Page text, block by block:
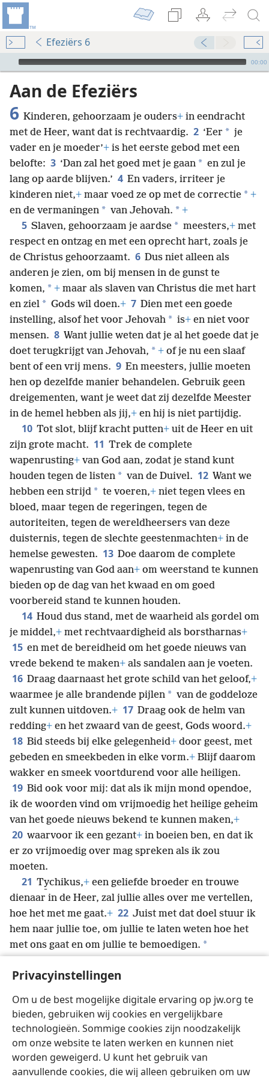
Privacyinstellingen
Om u de best mogelijke digitale ervaring op jw.org te
bieden, gebruiken wij cookies en vergelijkbare
technologieën. Sommige cookies zijn noodzakelijk
om onze website te laten werken en kunnen niet
worden geweigerd. U kunt het gebruik van
aanvullende cookies, die wij alleen gebruiken om uw
Efeziërs 6
Audio Player
00:00
Aan de Efeziërs
6 Kinderen, gehoorzaam je ouders+ in eendracht
met de Heer, want dat is rechtvaardig. 2 ‘Eer * je
vader en je moeder’+ is het eerste gebod met een
belofte: 3 ‘Dan zal het goed met je gaan * en zul je
lang op aarde blijven.’ 4 En vaders, irriteer je
kinderen niet,+ maar voed ze op met de correctie * +
en de vermaningen * van Jehovah. * +
5 Slaven, gehoorzaam je aardse * meesters,+ met
respect en ontzag en met een oprecht hart, zoals je
de Christus gehoorzaamt. 6 Dus niet alleen als
anderen je zien, om bij mensen in de gunst te
komen, * + maar als slaven van Christus die met hart
en ziel * Gods wil doen.+ 7 Dien met een goede
instelling, alsof het voor Jehovah * is+ en niet voor
mensen. 8 Want jullie weten dat je al het goede dat je
doet terugkrijgt van Jehovah, * + of je nu een slaaf
bent of een vrij mens. 9 En meesters, jullie moeten
hen op dezelfde manier behandelen. Gebruik geen
dreigementen, want je weet dat zij dezelfde Meester
in de hemel hebben als jij,+ en hij is niet partijdig.
10 Tot slot, blijf kracht putten+ uit de Heer en uit
zijn grote macht. 11 Trek de complete
wapenrusting+ van God aan, zodat je stand kunt
houden tegen de listen * van de Duivel. 12 Want we
hebben een strijd * te voeren,+ niet tegen vlees en
bloed, maar tegen de regeringen, tegen de
autoriteiten, tegen de wereldheersers van deze
duisternis, tegen de slechte geestenmachten+ in de
hemelse gewesten. 13 Doe daarom de complete
wapenrusting van God aan+ om weerstand te kunnen
bieden op de dag van het kwaad en om goed
voorbereid stand te kunnen houden.
14 Houd dus stand, met de waarheid als gordel om
je middel,+ met rechtvaardigheid als borstharnas+
15 en met de bereidheid om het goede nieuws van
vrede bekend te maken+ als sandalen aan je voeten.
16 Draag daarnaast het grote schild van het geloof,+
waarmee je alle brandende pijlen * van de goddeloze
zult kunnen uitdoven.+ 17 Draag ook de helm van
redding+ en het zwaard van de geest, Gods woord.+
18 Bid steeds bij elke gelegenheid+ door geest, met
gebeden en smeekbeden in elke vorm.+ Blijf daarom
wakker en smeek voortdurend voor alle heiligen.
19 Bid ook voor mij: dat als ik mijn mond opendoe,
ik de woorden vind om vrijmoedig het heilige geheim
van het goede nieuws bekend te kunnen maken,+
20 waarvoor ik een gezant+ in boeien ben, en dat ik
er zo vrijmoedig over mag spreken als ik zou
moeten.
21 Ty̱chikus,+ een geliefde broeder en trouwe
dienaar in de Heer, zal jullie alles over me vertellen,
hoe het met me gaat.+ 22 Juist met dat doel stuur ik
hem naar jullie toe, om jullie te laten weten hoe het
met ons gaat en om jullie te bemoedigen. *
23
met geloof toe van God, de Vader, en de Heer Jezus
iedereen zijn die onvergankelijke liefde heeft voor
onze Heer Jezus Christus.